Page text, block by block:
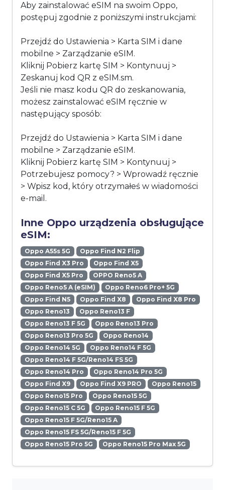
Aby zainstalować eSIM na swoim Oppo,
postępuj zgodnie z poniższymi instrukcjami:
Przejdź do Ustawienia > Karta SIM i dane
mobilne > Zarządzanie eSIM.
Kliknij Pobierz kartę SIM > Kontynuuj >
Zeskanuj kod QR z eSIM.sm.
Jeśli nie masz kodu QR do zeskanowania,
możesz zainstalować eSIM ręcznie w
następujący sposób:
Przejdź do Ustawienia > Karta SIM i dane
mobilne > Zarządzanie eSIM.
Kliknij Pobierz kartę SIM > Kontynuuj >
Potrzebujesz pomocy? > Wprowadź ręcznie
> Wpisz kod, który otrzymałeś w wiadomości
e-mail.
Inne Oppo urządzenia obsługujące
eSIM:
Oppo A55s 5G
Oppo Find N2 Flip
Oppo Find X3 Pro
Oppo Find X5
Oppo Find X5 Pro
OPPO Reno5 A
Oppo Reno5 A (eSIM)
Oppo Reno6 Pro+ 5G
Oppo Find N5
Oppo Find X8
Oppo Find X8 Pro
Oppo Reno13
Oppo Reno13 F
Oppo Reno13 F 5G
Oppo Reno13 Pro
Oppo Reno13 Pro 5G
Oppo Reno14
Oppo Reno14 5G
Oppo Reno14 F 5G
Oppo Reno14 F 5G/Reno14 FS 5G
Oppo Reno14 Pro
Oppo Reno14 Pro 5G
Oppo Find X9
Oppo Find X9 PRO
Oppo Reno15
Oppo Reno15 Pro
Oppo Reno15 5G
Oppo Reno15 C 5G
Oppo Reno15 F 5G
Oppo Reno15 F 5G/Reno15 A
Oppo Reno15 FS 5G/Reno15 F 5G
Oppo Reno15 Pro 5G
Oppo Reno15 Pro Max 5G